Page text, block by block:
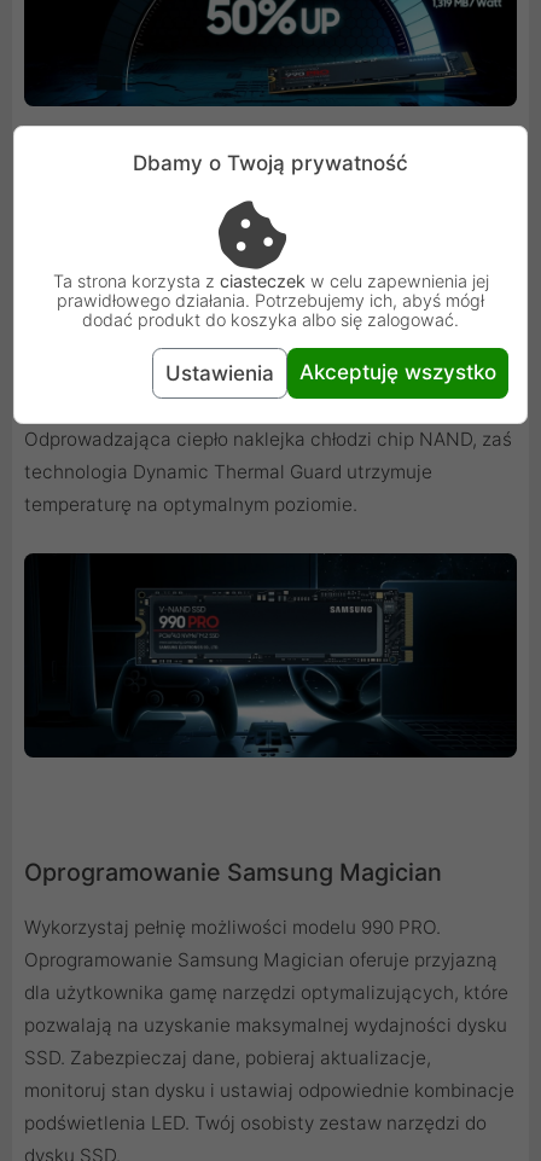
Inteligentne zarządzanie energią cieplną
Szybkość bez kompromisów dotyczących ciepła.
Wyposażony w powłokę niklową kontroler oraz
wytwarzanego ciepła pozwalają odpowiednio zarządzać
Odprowadzająca ciepło naklejka chłodzi chip NAND, zaś
technologia Dynamic Thermal Guard utrzymuje
temperaturę na optymalnym poziomie.
Oprogramowanie Samsung Magician
Wykorzystaj pełnię możliwości modelu 990 PRO.
Oprogramowanie Samsung Magician oferuje przyjazną
dla użytkownika gamę narzędzi optymalizujących, które
pozwalają na uzyskanie maksymalnej wydajności dysku
SSD. Zabezpieczaj dane, pobieraj aktualizacje,
monitoruj stan dysku i ustawiaj odpowiednie kombinacje
podświetlenia LED. Twój osobisty zestaw narzędzi do
dysku SSD.
Dbamy o Twoją prywatność
Ta strona korzysta z ciasteczek w celu zapewnienia jej
prawidłowego działania. Potrzebujemy ich, abyś mógł
dodać produkt do koszyka albo się zalogować.
Ustawienia Akceptuję wszystko